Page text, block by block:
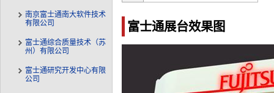
南京富士通南大软件技术
有限公司
富士通综合质量技术（苏
州）有限公司
富士通研究开发中心有限
公司
富士通展台效果图